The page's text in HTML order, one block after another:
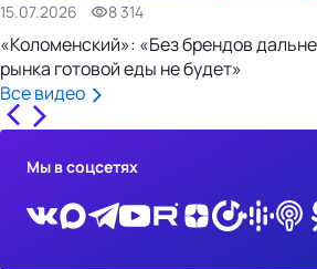
15.07.2026 8 314
«Коломенский»: «Без брендов
рынка готовой еды не будет»
Все видео
Мы в соцсетях